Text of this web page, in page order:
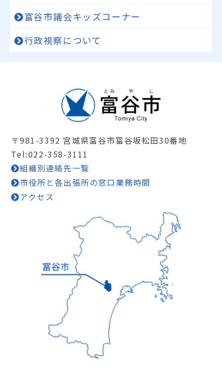
富谷市議会キッズコーナー
行政視察について
〒981-3392 宮城県富谷市富谷坂松田30番地
Tel:022-358-3111
組織別連絡先一覧
市役所と各出張所の窓口業務時間
アクセス